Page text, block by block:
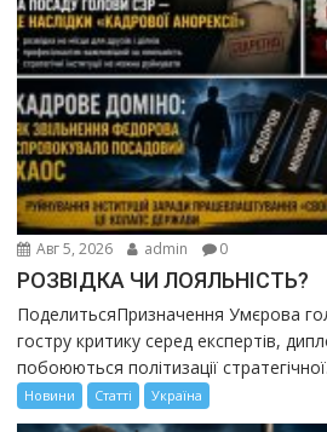
Авг 5, 2026 admin 0
РОЗВІДКА ЧИ ЛОЯЛЬНІСТЬ?
ПоделитьсяПризначення Умєрова
гостру критику серед експертів,
побоюються політизації
Новини Статті Україна